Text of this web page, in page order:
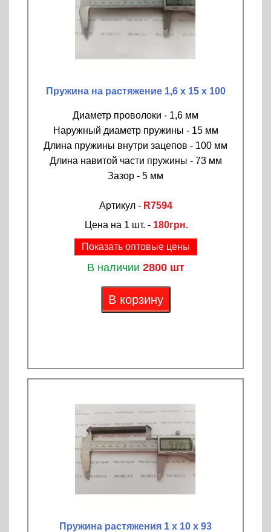
Пружина на растяжение 1,6 х 15 х 100
Диаметр проволоки - 1,6 мм
Наружный диаметр пружины - 15 мм
Длина пружины внутри зацепов - 100 мм
Длина навитой части пружины - 73 мм
Зазор - 5 мм
Артикул - R7594
Цена на 1 шт. - 180грн.
Показать оптовые цены
В наличии 2800 шт
В корзину
Пружина растяжения 1 х 10 х 93